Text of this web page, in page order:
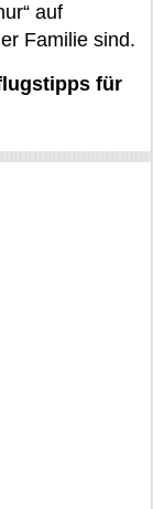
auf
Familie sind.
für